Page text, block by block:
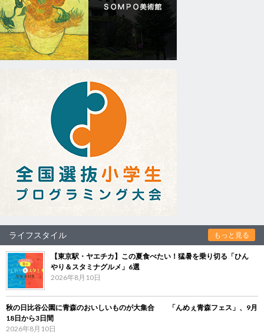
ライフスタイル もっと見る
【東京駅・ヤエチカ】この夏食べたい！猛暑を乗り切る「ひん
やり＆スタミナグルメ」6選
2026年8月10日
秋の日比谷公園に青森のおいしいものが大集合 「んめぇ青森フェス」、9月
18日から3日間
2026年8月10日